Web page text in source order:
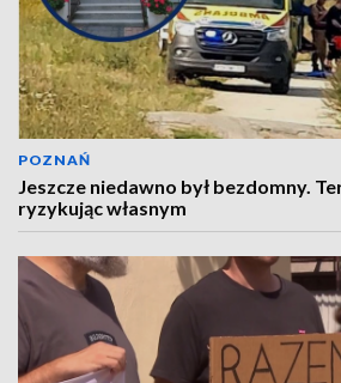
POZNAŃ
Jeszcze niedawno był bezdomny.
ryzykując własnym